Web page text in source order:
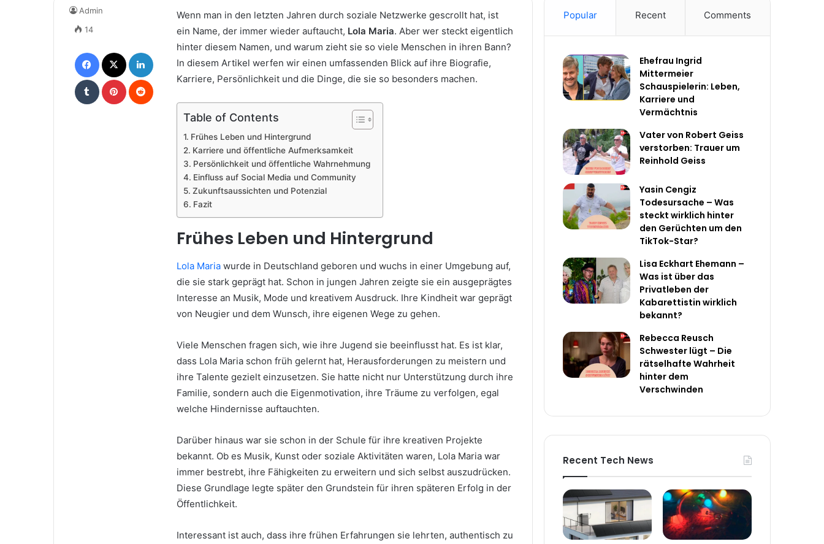
Wenn man in den letzten Jahren durch soziale Netzwerke gescrollt hat, ist
ein Name, der immer wieder auftaucht, Lola Maria. Aber wer steckt eigentlich
hinter diesem Namen, und warum zieht sie so viele Menschen in ihren Bann?
In diesem Artikel werfen wir einen umfassenden Blick auf ihre Biografie,
Karriere, Persönlichkeit und die Dinge, die sie so besonders machen.
Table of Contents
Frühes Leben und Hintergrund
Karriere und öffentliche Aufmerksamkeit
Persönlichkeit und öffentliche Wahrnehmung
Einfluss auf Social Media und Community
Zukunftsaussichten und Potenzial
Fazit
Frühes Leben und Hintergrund
Lola Maria wurde in Deutschland geboren und wuchs in einer Umgebung auf,
die sie stark geprägt hat. Schon in jungen Jahren zeigte sie ein ausgeprägtes
Interesse an Musik, Mode und kreativem Ausdruck. Ihre Kindheit war geprägt
von Neugier und dem Wunsch, ihre eigenen Wege zu gehen.
Viele Menschen fragen sich, wie ihre Jugend sie beeinflusst hat. Es ist klar,
dass Lola Maria schon früh gelernt hat, Herausforderungen zu meistern und
ihre Talente gezielt einzusetzen. Sie hatte nicht nur Unterstützung durch ihre
Familie, sondern auch die Eigenmotivation, ihre Träume zu verfolgen, egal
welche Hindernisse auftauchten.
Darüber hinaus war sie schon in der Schule für ihre kreativen Projekte
bekannt. Ob es Musik, Kunst oder soziale Aktivitäten waren, Lola Maria war
immer bestrebt, ihre Fähigkeiten zu erweitern und sich selbst auszudrücken.
Diese Grundlage legte später den Grundstein für ihren späteren Erfolg in der
Öffentlichkeit.
Interessant ist auch, dass ihre frühen Erfahrungen sie lehrten, authentisch zu
Admin
14
Facebook LinkedIn
Tumblr Pinterest
Popular Recent Comments
Ehefrau Ingrid
Mittermeier
Schauspielerin: Leben,
Karriere und
Vermächtnis
Vater von Robert Geiss
verstorben: Trauer um
Reinhold Geiss
Yasin Cengiz
Todesursache – Was
steckt wirklich hinter
den Gerüchten um den
TikTok-Star?
Lisa Eckhart Ehemann –
Was ist über das
Privatleben der
Kabarettistin wirklich
bekannt?
Rebecca Reusch
Schwester lügt – Die
rätselhafte Wahrheit
hinter dem
Verschwinden
Recent Tech News